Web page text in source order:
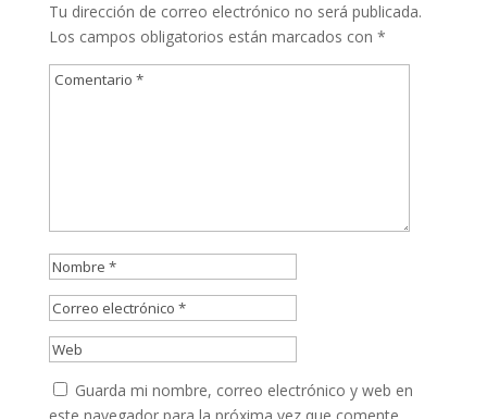
Tu dirección de correo electrónico no será publicada.
Los campos obligatorios están marcados con *
Guarda mi nombre, correo electrónico y web en